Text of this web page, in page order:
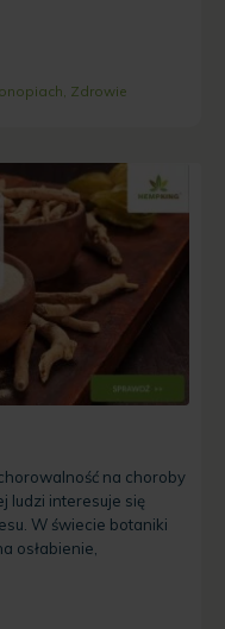
, Zdrowie
na choroby
ludzi interesuje się
W świecie botaniki
osłabienie,